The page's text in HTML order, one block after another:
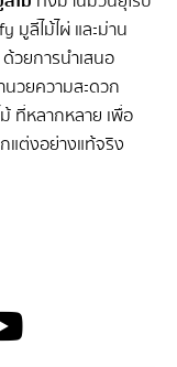
มูลี่ไม้ไผ่ และม่าน
วยการนำเสนอ
วยความสะดวก
ที่หลากหลาย เพื่อ
ต่งอย่างแท้จริง